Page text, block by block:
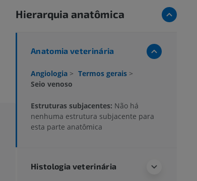
Hierarquia anatômica
Anatomia veterinária
Angiologia > Termos gerais >
Seio venoso
Estruturas subjacentes: Não há
nenhuma estrutura subjacente para
esta parte anatômica
Histologia veterinária